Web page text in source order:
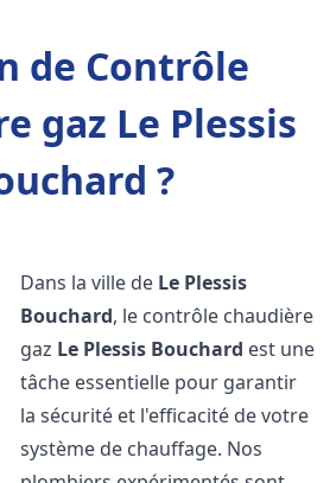
de Contrôle
gaz Le Plessis
?
Dans la ville de Le Plessis
Bouchard, le contrôle chaudière
gaz Le Plessis Bouchard est une
tâche essentielle pour garantir
la sécurité et l'efficacité de votre
système de chauffage. Nos